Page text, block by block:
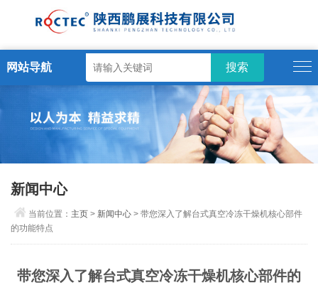
网站导航
新闻中心
当前位置： 主页 > 新闻中心 > 带您深入了解台式真空冷冻干燥机核心部件
的功能特点
带您深入了解台式真空冷冻干燥机核心部件的